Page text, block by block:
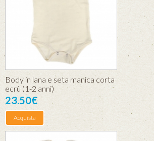
Body in lana e seta manica corta
ecrù (1-2 anni)
23.50€
Acquista